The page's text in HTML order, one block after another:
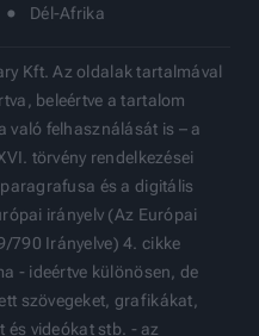
Dél-Afrika
Kft. Az oldalak tartalmával
beleértve a tartalom
való felhasználását is – a
törvény rendelkezései
és a digitális
irányelv (Az Európai
790 Irányelve) 4. cikke
- ideértve különösen, de
szövegeket, grafikákat,
és videókat stb. - az